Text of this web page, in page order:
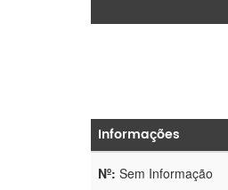
Informações
Nº: Sem Informação